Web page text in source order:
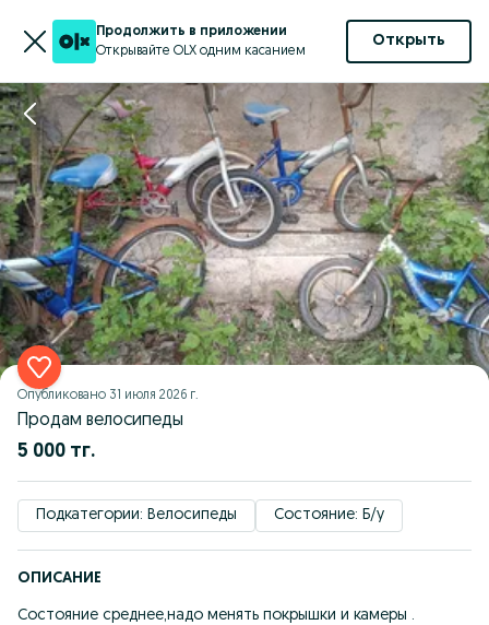
Продолжить в приложении
Открывайте OLX одним касанием
Открыть
Опубликовано 31 июля 2026 г.
Продам велосипеды
5 000 тг.
Подкатегории: Велосипеды Состояние: Б/у
ОПИСАНИЕ
Состояние среднее,надо менять покрышки и камеры .